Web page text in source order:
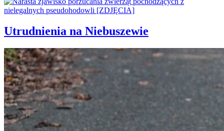
Utrudnienia na Niebuszewie